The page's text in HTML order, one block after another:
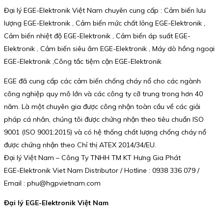
Đại lý EGE-Elektronik Việt Nam chuyên cung cấp : Cảm biến lưu
lượng EGE-Elektronik , Cảm biến mức chất lỏng EGE-Elektronik ,
Cảm biến nhiệt độ EGE-Elektronik , Cảm biến áp suất EGE-
Elektronik , Cảm biến siêu âm EGE-Elektronik , Máy dò hồng ngoại
EGE-Elektronik ,Công tắc tiệm cận EGE-Elektronik
EGE đã cung cấp các cảm biến chống cháy nổ cho các ngành
công nghiệp quy mô lớn và các công ty cỡ trung trong hơn 40
năm. Là một chuyên gia được công nhận toàn cầu về các giải
pháp cá nhân, chúng tôi được chứng nhận theo tiêu chuẩn ISO
9001 (ISO 9001:2015) và có hệ thống chất lượng chống cháy nổ
được chứng nhận theo Chỉ thị ATEX 2014/34/EU.
Đại lý Việt Nam – Công Ty TNHH TM KT Hưng Gia Phát
EGE-Elektronik Viet Nam Distributor / Hotline : 0938 336 079 /
Email : phu@hgpvietnam.com
Đại lý EGE-Elektronik Việt Nam